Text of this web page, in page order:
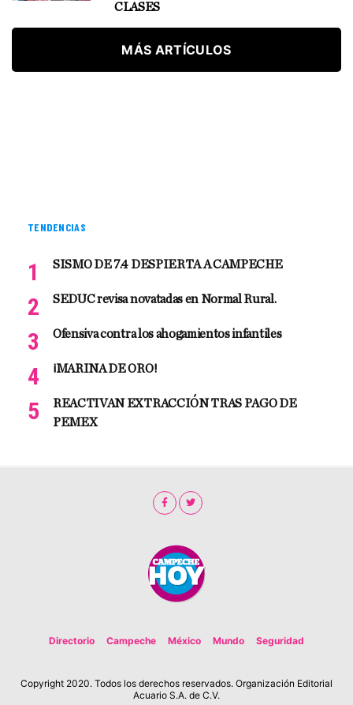
CLASES
MÁS ARTÍCULOS
TENDENCIAS
SISMO DE 7.4 DESPIERTA A CAMPECHE
SEDUC revisa novatadas en Normal Rural.
Ofensiva contra los ahogamientos infantiles
¡MARINA DE ORO!
REACTIVAN EXTRACCIÓN TRAS PAGO DE
PEMEX
Directorio Campeche México Mundo Seguridad
Copyright 2020. Todos los derechos reservados. Organización Editorial
Acuario S.A. de C.V.